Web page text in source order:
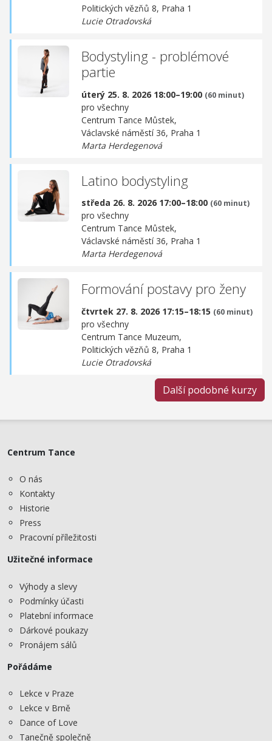
Politických vězňů 8, Praha 1
Lucie Otradovská
Bodystyling - problémové
partie
úterý 25. 8. 2026 18:00–19:00 (60 minut)
pro všechny
Centrum Tance Můstek,
Václavské náměstí 36, Praha 1
Marta Herdegenová
Latino bodystyling
středa 26. 8. 2026 17:00–18:00 (60 minut)
pro všechny
Centrum Tance Můstek,
Václavské náměstí 36, Praha 1
Marta Herdegenová
Formování postavy pro ženy
čtvrtek 27. 8. 2026 17:15–18:15 (60 minut)
pro všechny
Centrum Tance Muzeum,
Politických vězňů 8, Praha 1
Lucie Otradovská
Další podobné kurzy
Centrum Tance
O nás
Kontakty
Historie
Press
Pracovní příležitosti
Užitečné informace
Výhody a slevy
Podmínky účasti
Platební informace
Dárkové poukazy
Pronájem sálů
Pořádáme
Lekce v Praze
Lekce v Brně
Dance of Love
Tanečně společně